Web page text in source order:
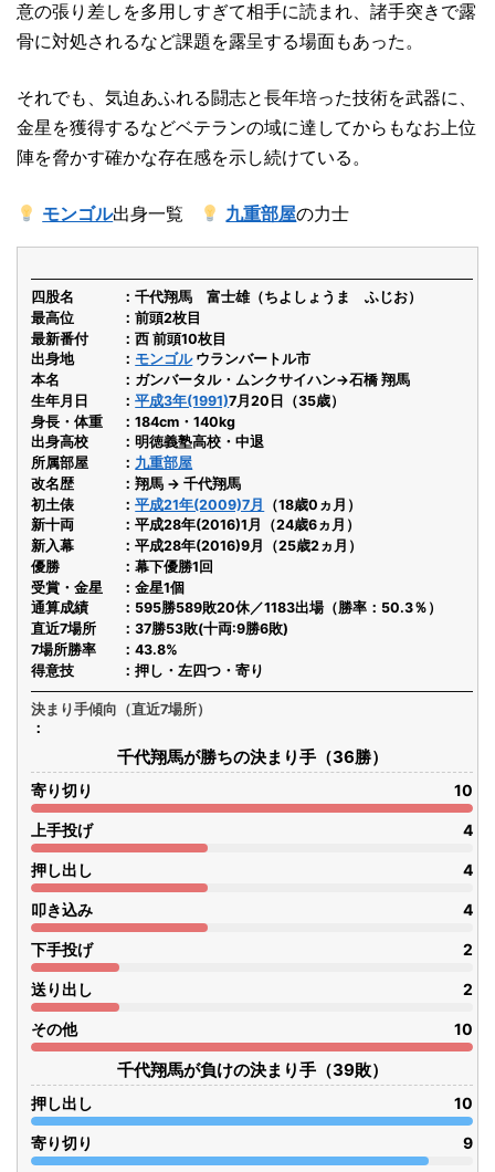
意の張り差しを多用しすぎて相手に読まれ、諸手突きで露
骨に対処されるなど課題を露呈する場面もあった。
それでも、気迫あふれる闘志と長年培った技術を武器に、
金星を獲得するなどベテランの域に達してからもなお上位
陣を脅かす確かな存在感を示し続けている。
モンゴル出身一覧 九重部屋の力士
四股名
千代翔馬 富士雄（ちよしょうま ふじお）
最高位
前頭2枚目
最新番付
西 前頭10枚目
出身地
モンゴルウランバートル市
本名
ガンバータル・ムンクサイハン→石橋 翔馬
生年月日
平成3年(1991)7月20日（35歳）
身長・体重
184cm・140kg
出身高校
明徳義塾高校・中退
所属部屋
九重部屋
改名歴
翔馬 → 千代翔馬
初土俵
平成21年(2009)7月
（18歳0ヵ月）
新十両
平成28年(2016)1月（24歳6ヵ月）
新入幕
平成28年(2016)9月（25歳2ヵ月）
優勝
幕下優勝1回
受賞・金星
金星1個
通算成績
595勝589敗20休／1183出場（勝率：50.3％）
直近7場所
37勝53敗(十両:9勝6敗)
7場所勝率
43.8%
得意技
押し・左四つ・寄り
決まり手傾向（直近7場所）
千代翔馬が勝ちの決まり手（36勝）
寄り切り 10
上手投げ 4
押し出し 4
叩き込み 4
下手投げ 2
送り出し 2
その他 10
千代翔馬が負けの決まり手（39敗）
押し出し 10
寄り切り 9